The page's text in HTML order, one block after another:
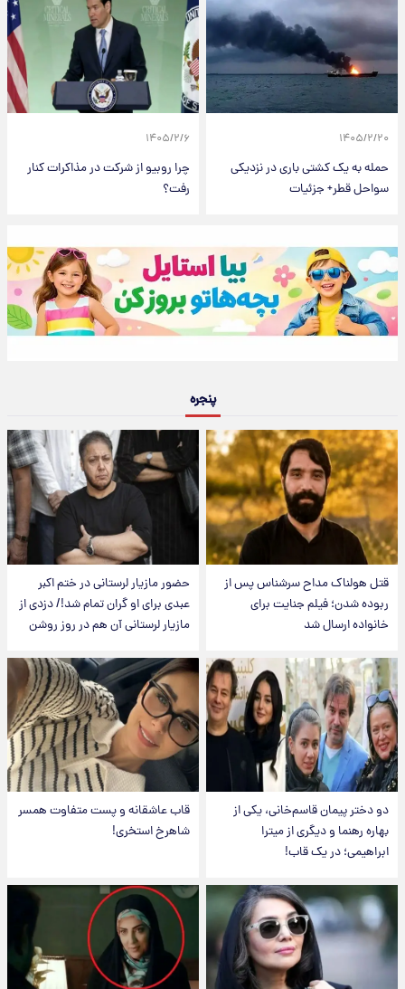
۱۴۰۵/۲/۲۰
حمله به یک کشتی باری در نزدیکی
سواحل قطر+ جزئیات
۱۴۰۵/۲/۶
چرا روبیو از شرکت در مذاکرات کنار
رفت؟
پنجره
قتل هولناک مداح سرشناس پس از
ربوده شدن؛ فیلم جنایت برای
خانواده ارسال شد
حضور مازیار لرستانی در ختم اکبر
عبدی برای او گران تمام شد!/ دزدی از
مازیار لرستانی آن هم در روز روشن
دو دختر پیمان قاسم‌خانی، یکی از
بهاره رهنما و دیگری از میترا
ابراهیمی؛ در یک قاب!
قاب عاشقانه و پست متفاوت همسر
شاهرخ استخری!